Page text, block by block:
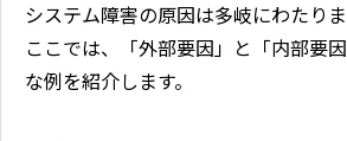
システム障害の原因は多岐にわたりま
ここでは、「外部要因」と「内部要
な例を紹介します。